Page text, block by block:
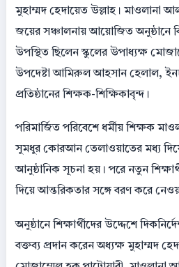
মুহাম্মদ হেদায়েত উল্লাহ।
জয়ের সঞ্চালনায় আয়োজিত অনুষ্ঠানে
উপস্থিত ছিলেন স্কুলের উপাধ্যক্ষ
উপদেষ্টা আমিরুল আহসান হেলাল,
প্রতিষ্ঠানের শিক্ষক-শিক্ষিকাবৃন্দ।
পরিমার্জিত পরিবেশে ধর্মীয় শিক্ষক
সুমধুর কোরআন তেলাওয়াতের মধ্য দিয়ে
আনুষ্ঠানিক সূচনা হয়। পরে নতুন
দিয়ে আন্তরিকতার সঙ্গে বরণ করে
অনুষ্ঠানে শিক্ষার্থীদের উদ্দেশে
বক্তব্য প্রদান করেন অধ্যক্ষ মুহাম্মদ